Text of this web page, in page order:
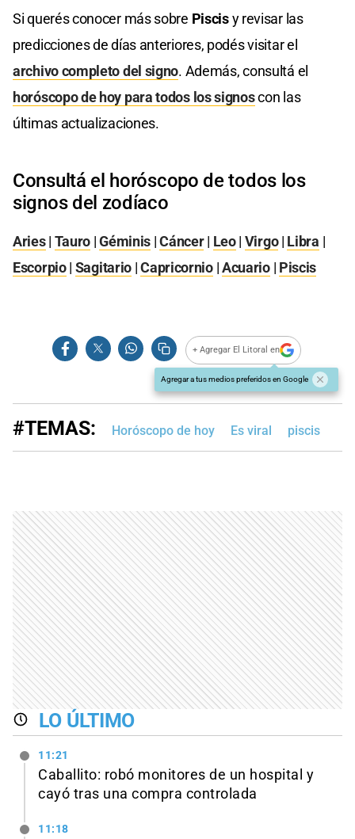
Si querés conocer más sobre Piscisy revisar las
predicciones de días anteriores, podés visitar el
archivo completo del signo. Además, consultá el
horóscopo de hoy para todos los signoscon las
últimas actualizaciones.
Consultá el horóscopo de todos los
signos del zodíaco
Aries| Tauro |Géminis |Cáncer| Leo| Virgo| Libra |
Escorpio| Sagitario |Capricornio|Acuario| Piscis
+ Agregar El Litoral en
Agregar a tus medios preferidos en Google
#TEMAS: Horóscopo de hoy Es viral piscis
LO ÚLTIMO
11:21
Caballito: robó monitores de un hospital y
cayó tras una compra controlada
11:18